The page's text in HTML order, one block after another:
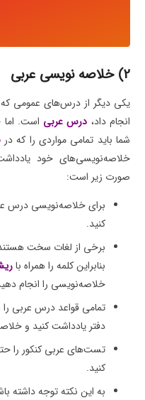
2) خلاصه نویسی عربی
یکی دیگر از درس‌های عمومی
انجام داد، درس عربی است.
شما باید تمامی مواردی را که در
خلاصه‌نویسی‌های خود
صورت زیر است:
برای خلاصه‌نویسی درس
کنید.
برخی از لغات‌ سخت
بنابراین کلمه را همراه باریشه
خلاصه‌نویسی را انجام
تمامی قواعد درس عربی
دفتر یادداشت کنید و
تست‌های عربی کنکور را
کنید.
به این نکته توجه داشته